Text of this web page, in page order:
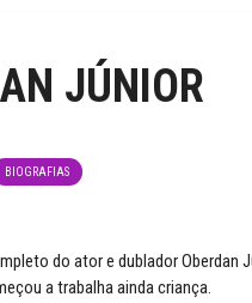
JÚNIOR
BIOGRAFIAS
do ator e dublador Oberdan
a trabalha ainda criança.